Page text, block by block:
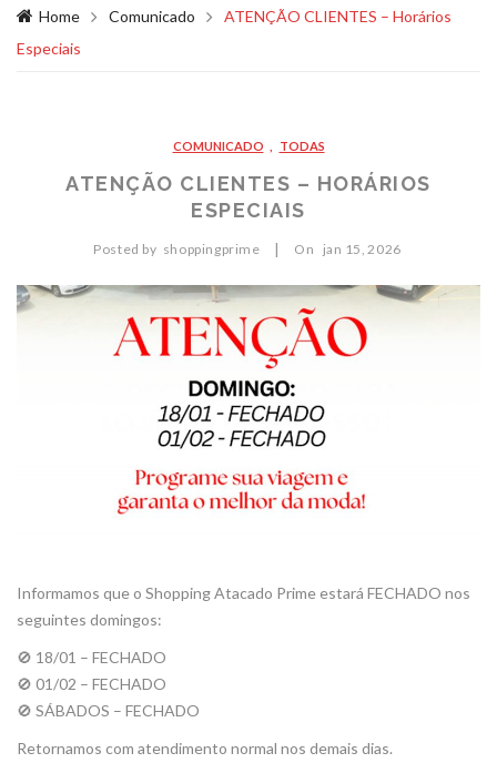
O PRIME
BLOG
REVISTA
CONTATO
Home Comunicado
ATENÇÃO CLIENTES – Horários
Especiais
COMUNICADO TODAS
ATENÇÃO CLIENTES – HORÁRIOS
ESPECIAIS
Posted by shoppingprime On jan 15, 2026
Informamos que o Shopping Atacado Prime estará FECHADO nos
seguintes domingos:
🚫 18/01 – FECHADO
🚫 01/02 – FECHADO
🚫 SÁBADOS – FECHADO
Retornamos com atendimento normal nos demais dias.